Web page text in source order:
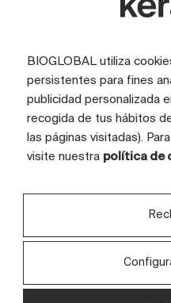
Email
BIOGLOBAL utiliza
persistentes para fines
publicidad personalizada
recogida de tus hábitos
las páginas visitadas).
visite nuestra política de